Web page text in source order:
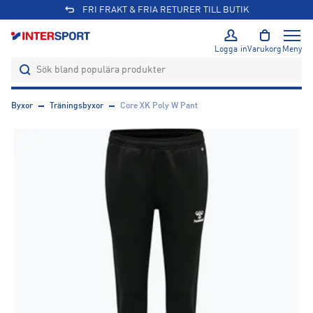
FRI FRAKT & FRIA RETURER TILL BUTIK
Logga inVarukorg Meny
Byxor Träningsbyxor Core XK Poly W Pant